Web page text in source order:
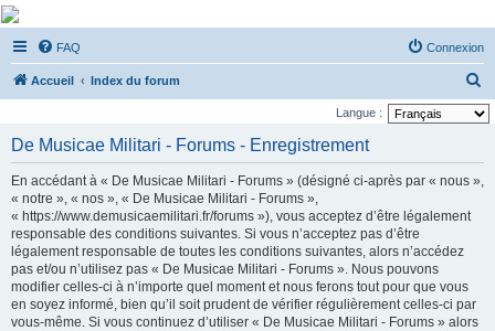
De Musicae Militari -
Forums
Forums de discussions
FAQ Connexion
Accueil Index du forum
e
e
Langue :
De Musicae Militari - Forums - Enregistrement
En accédant à « De Musicae Militari - Forums » (désigné ci-après par « nous »,
« notre », « nos », « De Musicae Militari - Forums »,
« https://www.demusicaemilitari.fr/forums »), vous acceptez d’être légalement
responsable des conditions suivantes. Si vous n’acceptez pas d’être
légalement responsable de toutes les conditions suivantes, alors n’accédez
pas et/ou n’utilisez pas « De Musicae Militari - Forums ». Nous pouvons
modifier celles-ci à n’importe quel moment et nous ferons tout pour que vous
en soyez informé, bien qu’il soit prudent de vérifier régulièrement celles-ci par
vous-même. Si vous continuez d’utiliser « De Musicae Militari - Forums » alors